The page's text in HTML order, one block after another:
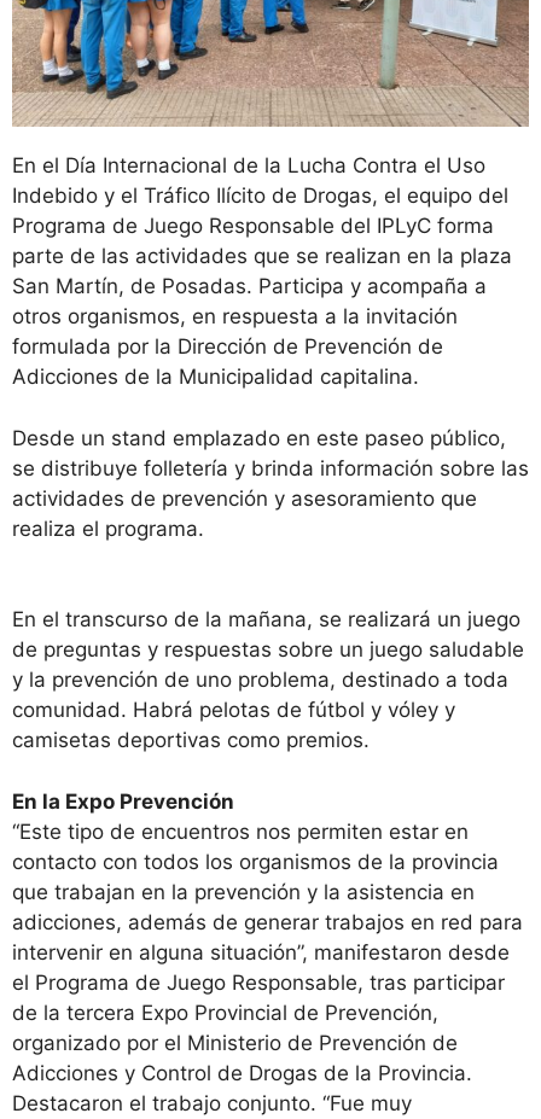
En el Día Internacional de la Lucha Contra el Uso
Indebido y el Tráfico Ilícito de Drogas, el equipo del
Programa de Juego Responsable del IPLyC forma
parte de las actividades que se realizan en la plaza
San Martín, de Posadas. Participa y acompaña a
otros organismos, en respuesta a la invitación
formulada por la Dirección de Prevención de
Adicciones de la Municipalidad capitalina.
Desde un stand emplazado en este paseo público,
se distribuye folletería y brinda información sobre las
actividades de prevención y asesoramiento que
realiza el programa.
En el transcurso de la mañana, se realizará un juego
de preguntas y respuestas sobre un juego saludable
y la prevención de uno problema, destinado a toda
comunidad. Habrá pelotas de fútbol y vóley y
camisetas deportivas como premios.
En la Expo Prevención
“Este tipo de encuentros nos permiten estar en
contacto con todos los organismos de la provincia
que trabajan en la prevención y la asistencia en
adicciones, además de generar trabajos en red para
intervenir en alguna situación”, manifestaron desde
el Programa de Juego Responsable, tras participar
de la tercera Expo Provincial de Prevención,
organizado por el Ministerio de Prevención de
Adicciones y Control de Drogas de la Provincia.
Destacaron el trabajo conjunto. “Fue muy